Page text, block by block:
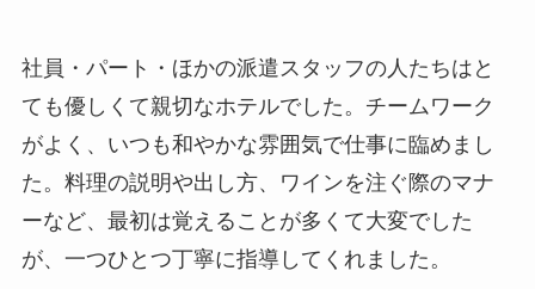
社員・パート・ほかの派遣スタッフの人たちはと
ても優しくて親切なホテルでした。チームワーク
がよく、いつも和やかな雰囲気で仕事に臨めまし
た。料理の説明や出し方、ワインを注ぐ際のマナ
ーなど、最初は覚えることが多くて大変でした
が、一つひとつ丁寧に指導してくれました。